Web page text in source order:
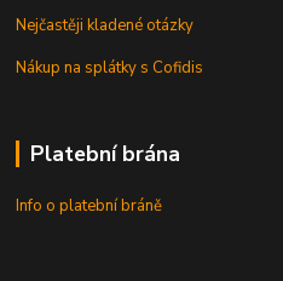
Nejčastěji kladené otázky
Nákup na splátky s Cofidis
Platební brána
Info o platební bráně